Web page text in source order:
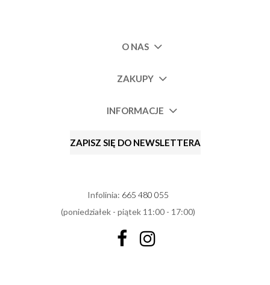
O NAS
ZAKUPY
INFORMACJE
ZAPISZ SIĘ DO NEWSLETTERA
Infolinia: 665 480 055
(poniedziałek - piątek 11:00 - 17:00)